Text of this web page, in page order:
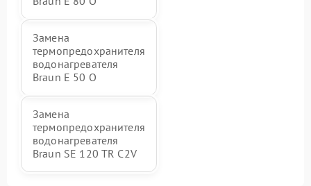
Замена
термопредохранителя
водонагревателя
Braun E 50 O
Замена
термопредохранителя
водонагревателя
Braun SE 120 TR C2V